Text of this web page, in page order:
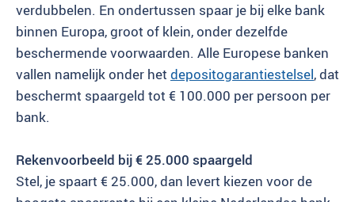
verdubbelen. En ondertussen spaar je bij elke bank
binnen Europa, groot of klein, onder dezelfde
beschermende voorwaarden. Alle Europese banken
vallen namelijk onder het depositogarantiestelsel, dat
beschermt spaargeld tot € 100.000 per persoon per
bank.
Rekenvoorbeeld bij € 25.000 spaargeld
Stel, je spaart € 25.000, dan levert kiezen voor de